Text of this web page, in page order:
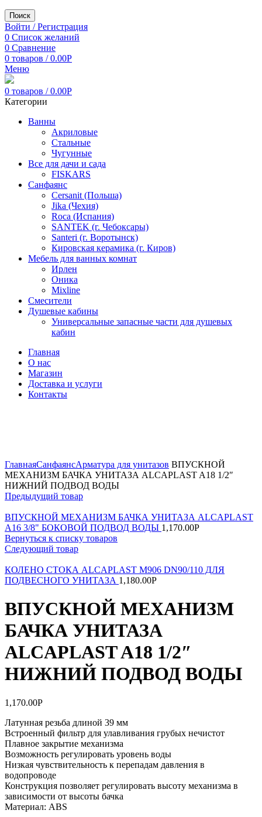
Поиск
Войти / Регистрация
0 Список желаний
0 Сравнение
0 товаров / 0.00Р
Меню
0 товаров / 0.00Р
Категории
Ванны
Акриловые
Стальные
Чугунные
Все для дачи и сада
FISKARS
Санфаянс
Cersanit (Польша)
Jika (Чехия)
Roca (Испания)
SANTEK (г. Чебоксары)
Santeri (г. Воротынск)
Кировская керамика (г. Киров)
Мебель для ванных комнат
Ирлен
Оника
Mixline
Смесители
Душевые кабины
Универсальные запасные части для душевых
кабин
Главная
О нас
Магазин
Доставка и услуги
Контакты
ГлавнаяСанфаянсАрматура для унитазов ВПУСКНОЙ
МЕХАНИЗМ БАЧКА УНИТАЗА ALCAPLAST A18 1/2″
НИЖНИЙ ПОДВОД ВОДЫ
Предыдущий товар
ВПУСКНОЙ МЕХАНИЗМ БАЧКА УНИТАЗА ALCAPLAST
A16 3/8" БОКОВОЙ ПОДВОД ВОДЫ 1,170.00Р
Вернуться к списку товаров
Следующий товар
КОЛЕНО СТОКА ALCAPLAST M906 DN90/110 ДЛЯ
ПОДВЕСНОГО УНИТАЗА 1,180.00Р
ВПУСКНОЙ МЕХАНИЗМ
БАЧКА УНИТАЗА
ALCAPLAST A18 1/2″
НИЖНИЙ ПОДВОД ВОДЫ
1,170.00Р
Латунная резьба длиной 39 мм
Встроенный фильтр для улавливания грубых нечистот
Плавное закрытие механизма
Возможность регулировать уровень воды
Низкая чувствительность к перепадам давления в
водопроводе
Конструкция позволяет регулировать высоту механизма в
зависимости от высоты бачка
Материал: ABS